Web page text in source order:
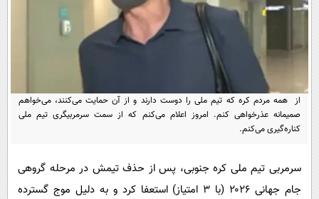
سفر و تفریح
اخبار کریپتو
گوناگون
سرگرمی
فیلم
سیاست
فناوری
گوناگون
داستان کوتاه
آشپزی
از همه مردم کره که تیم ملی را دوست دارند و از آن حمایت می‌کنند، می‌خواهم
صمیمانه عذرخواهی کنم. امروز اعلام می‌کنم که از سمت سرمربیگری تیم ملی
کناره‌گیری می‌کنم.
سرمربی تیم ملی کره جنوبی، پس از حذف تیمش در مرحله گروهی
جام جهانی ۲۰۲۶ (با ۳ امتیاز) استعفا کرد و به دلیل موج گسترده